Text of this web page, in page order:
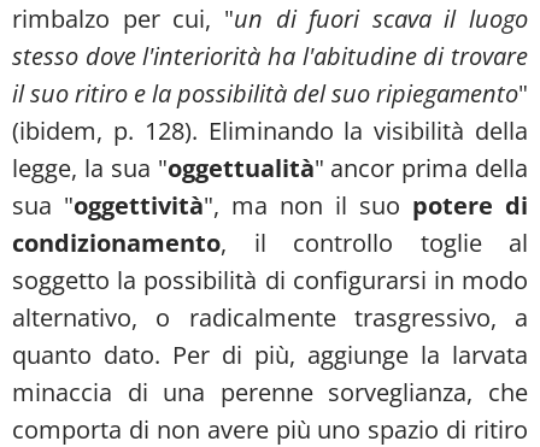
rimbalzo per cui, "un di fuori scava il luogo
stesso dove l'interiorità ha l'abitudine di trovare
il suo ritiro e la possibilità del suo ripiegamento"
(ibidem, p. 128). Eliminando la visibilità della
legge, la sua "oggettualità" ancor prima della
sua "oggettività", ma non il suo potere di
condizionamento, il controllo toglie al
soggetto la possibilità di configurarsi in modo
alternativo, o radicalmente trasgressivo, a
quanto dato. Per di più, aggiunge la larvata
minaccia di una perenne sorveglianza, che
comporta di non avere più uno spazio di ritiro